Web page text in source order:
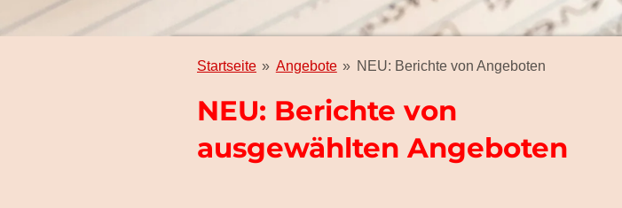
Startseite » Angebote » NEU: Berichte von Angeboten
NEU: Berichte von
ausgewählten Angeboten